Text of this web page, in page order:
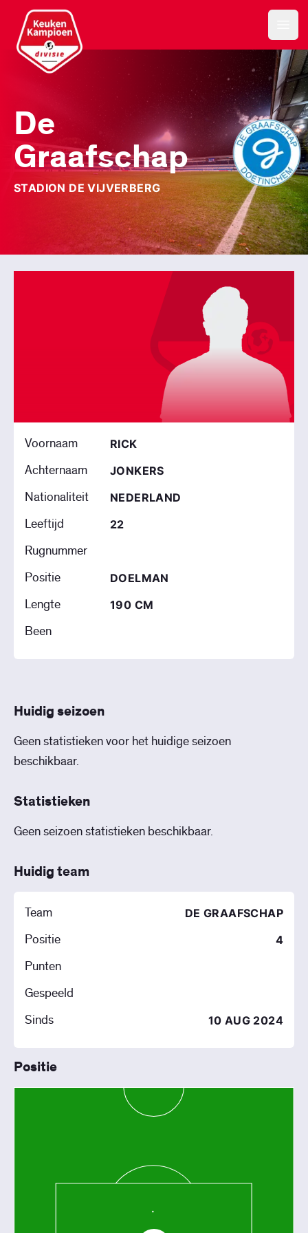
Keuken Kampioen Divisie
De
Graafschap
STADION DE VIJVERBERG
Voornaam RICK
Achternaam JONKERS
Nationaliteit NEDERLAND
Leeftijd 22
Rugnummer
Positie
DOELMAN
Lengte 190 CM
Been
Huidig seizoen
Geen statistieken voor het huidige seizoen
beschikbaar.
Statistieken
Geen seizoen statistieken beschikbaar.
Huidig team
Team DE GRAAFSCHAP
Positie 4
Punten
Gespeeld
Sinds
10 AUG 2024
Positie